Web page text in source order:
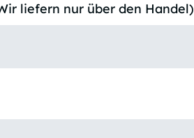
liefern nur über den Handel)